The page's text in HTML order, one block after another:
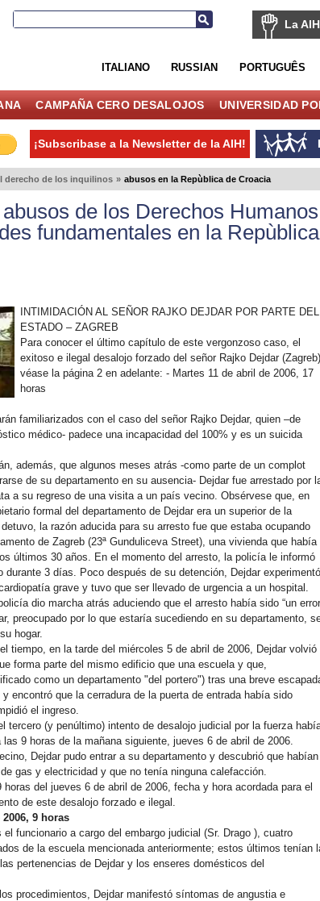
La
ITALIANO RUSSIAN PORTUGUÊS
CAMPAÑA CERO DESALOJOS UNIVERSIDAD
¡Subscribase a la Newsletter de la AIH!
derecho de los inquilinos » abusos en la Repùblica de Croacia
de los Derechos Humanos
fundamentales en la Repùblica
INTIMIDACIÓN AL SEÑOR RAJKO DEJDAR POR PARTE DEL
ESTADO – ZAGREB
Para conocer el último capítulo de este vergonzoso caso, el
exitoso e ilegal desalojo forzado del señor Rajko Dejdar
véase la página 2 en adelante: - Martes 11 de abril de 2006, 17
horas
familiarizados con el caso del señor Rajko Dejdar, quien –de
médico- padece una incapacidad del 100% y es un suicida
además, que algunos meses atrás -como parte de un complot
de su departamento en su ausencia- Dejdar fue arrestado por
a su regreso de una visita a un país vecino. Obsérvese que, en
formal del departamento de Dejdar era un superior de la
la razón aducida para su arresto fue que estaba ocupando
de Zagreb (23ª Gunduliceva Street), una vivienda que había
últimos 30 años. En el momento del arresto, la policía le informó
durante 3 días. Poco después de su detención, Dejdar experimentó
grave y tuvo que ser llevado de urgencia a un hospital.
dio marcha atrás aduciendo que el arresto había sido “un
preocupado por lo que estaría sucediendo en su departamento,
hogar.
tiempo, en la tarde del miércoles 5 de abril de 2006, Dejdar volvió
forma parte del mismo edificio que una escuela y que,
como un departamento "del portero") tras una breve
encontró que la cerradura de la puerta de entrada había sido
el ingreso.
tercero (y penúltimo) intento de desalojo judicial por la fuerza
las 9 horas de la mañana siguiente, jueves 6 de abril de 2006.
Dejdar pudo entrar a su departamento y descubrió que habían
gas y electricidad y que no tenía ninguna calefacción.
del jueves 6 de abril de 2006, fecha y hora acordada para el
de este desalojo forzado e ilegal.
9 horas
funcionario a cargo del embargo judicial (Sr. Drago ), cuatro
de la escuela mencionada anteriormente; estos últimos tenían
pertenencias de Dejdar y los enseres domésticos del
procedimientos, Dejdar manifestó síntomas de angustia e